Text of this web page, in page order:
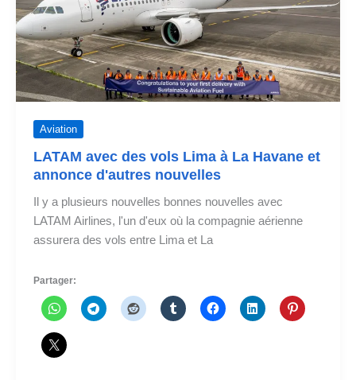
Havane
Aviation
LATAM avec des vols Lima à La Havane et
annonce d'autres nouvelles
Il y a plusieurs nouvelles bonnes nouvelles avec
LATAM Airlines, l'un d'eux où la compagnie aérienne
assurera des vols entre Lima et La
Partager: